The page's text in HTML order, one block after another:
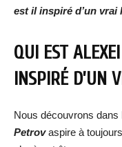
est il inspiré d’un vrai
QUI EST
INSPIRÉ D’UN
Nous découvrons dans
Petrovaspire à